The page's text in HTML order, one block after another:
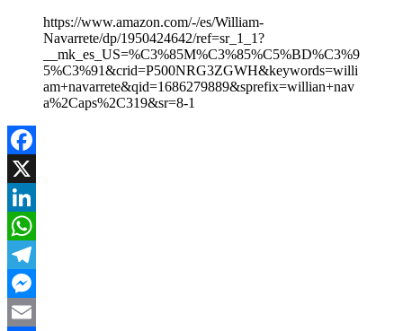
https://www.amazon.com/-/es/William-
Navarrete/dp/1950424642/ref=sr_1_1?
__mk_es_US=%C3%85M%C3%85%C5%BD%C3%9
5%C3%91&crid=P500NRG3ZGWH&keywords=willi
am+navarrete&qid=1686279889&sprefix=willian+nav
a%2Caps%2C319&sr=8-1
Facebook
X
LinkedIn
WhatsApp
Telegram
Messenger